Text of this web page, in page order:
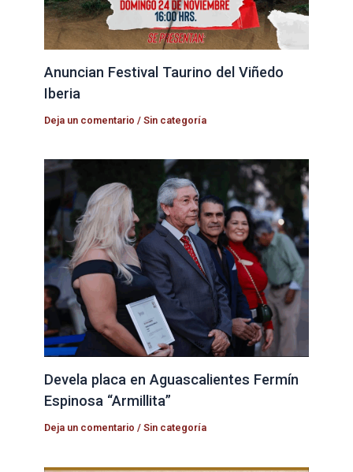
Anuncian Festival Taurino del Viñedo
Iberia
Deja un comentario /Sin categoría
Devela placa en Aguascalientes Fermín
Espinosa “Armillita”
Deja un comentario /Sin categoría